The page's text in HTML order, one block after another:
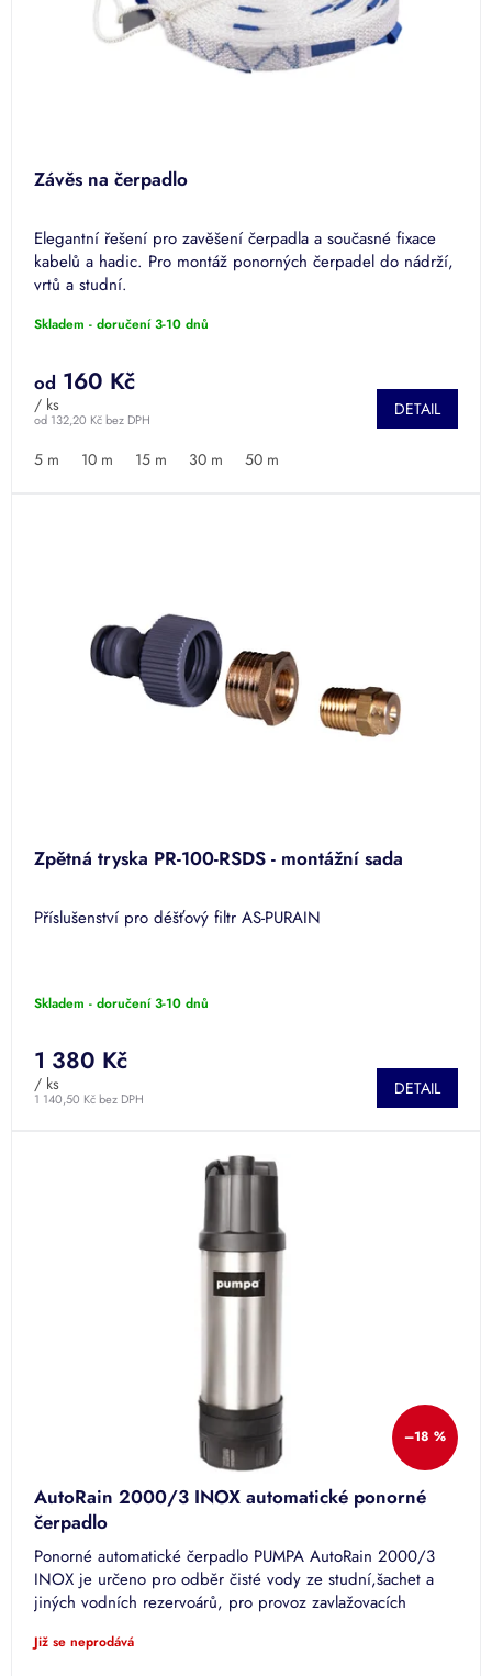
Závěs na čerpadlo
Elegantní řešení pro zavěšení čerpadla a současné fixace
kabelů a hadic. Pro montáž ponorných čerpadel do nádrží,
vrtů a studní.
Skladem - doručení 3-10 dnů
od 132,20 Kč bez DPH
od 160 Kč
/ ks DETAIL
5 m 10 m 15 m 30 m 50 m
Zpětná tryska PR-100-RSDS - montážní sada
Příslušenství pro déšťový filtr AS-PURAIN
Skladem - doručení 3-10 dnů
1 140,50 Kč bez DPH
1 380 Kč
/ ks DETAIL
–18 %
AutoRain 2000/3 INOX automatické ponorné
čerpadlo
Ponorné automatické čerpadlo PUMPA AutoRain 2000/3
INOX je určeno pro odběr čisté vody ze studní,šachet a
jiných vodních rezervoárů, pro provoz zavlažovacích
Již se neprodává